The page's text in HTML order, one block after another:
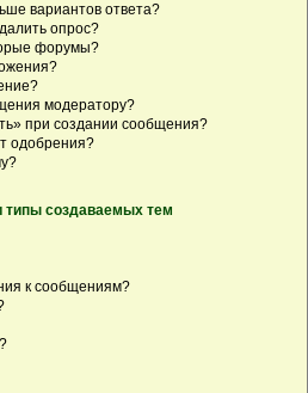
вариантов ответа?
опрос?
форумы?
модератору?
при создании сообщения?
одобрения?
типы создаваемых тем
к сообщениям?